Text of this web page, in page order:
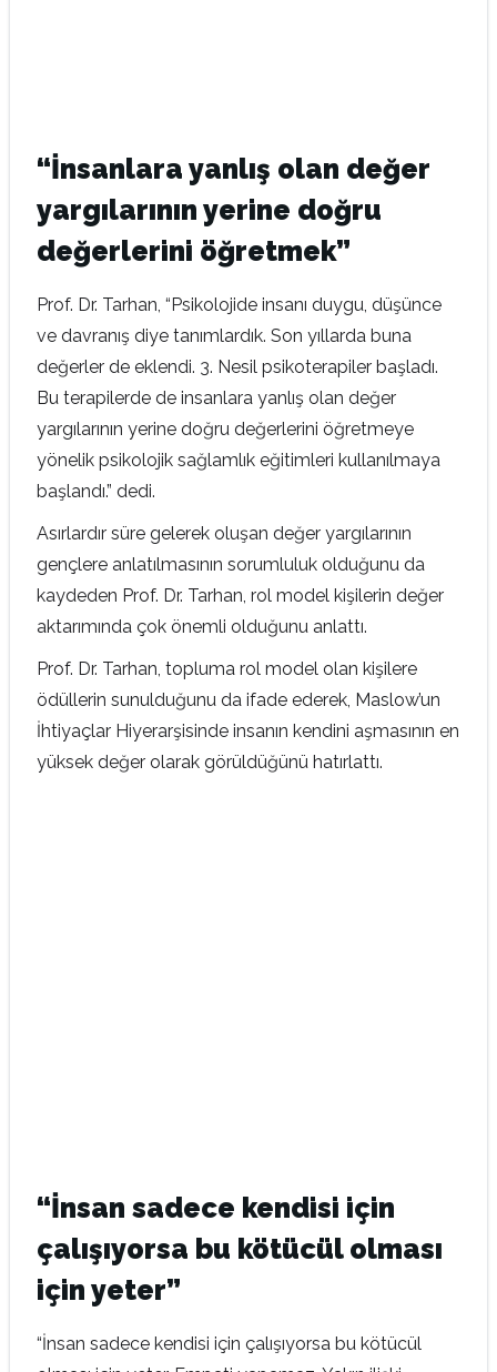
“İnsanlara yanlış olan değer
yargılarının yerine doğru
değerlerini öğretmek”
Prof. Dr. Tarhan, “Psikolojide insanı duygu, düşünce
ve davranış diye tanımlardık. Son yıllarda buna
değerler de eklendi. 3. Nesil psikoterapiler başladı.
Bu terapilerde de insanlara yanlış olan değer
yargılarının yerine doğru değerlerini öğretmeye
yönelik psikolojik sağlamlık eğitimleri kullanılmaya
başlandı.” dedi.
Asırlardır süre gelerek oluşan değer yargılarının
gençlere anlatılmasının sorumluluk olduğunu da
kaydeden Prof. Dr. Tarhan, rol model kişilerin değer
aktarımında çok önemli olduğunu anlattı.
Prof. Dr. Tarhan, topluma rol model olan kişilere
ödüllerin sunulduğunu da ifade ederek, Maslow’un
İhtiyaçlar Hiyerarşisinde insanın kendini aşmasının en
yüksek değer olarak görüldüğünü hatırlattı.
“İnsan sadece kendisi için
çalışıyorsa bu kötücül olması
için yeter”
“İnsan sadece kendisi için çalışıyorsa bu kötücül